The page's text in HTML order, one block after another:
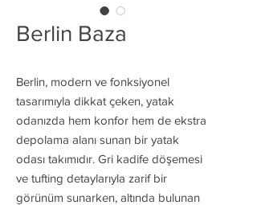
Berlin Baza
Berlin, modern ve fonksiyonel
tasarımıyla dikkat çeken, yatak
odanızda hem konfor hem de ekstra
depolama alanı sunan bir yatak
odası takımıdır. Gri kadife döşemesi
ve tufting detaylarıyla zarif bir
görünüm sunarken, altında bulunan